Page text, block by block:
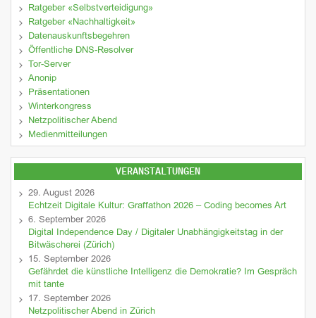
Ratgeber «Selbstverteidigung»
Ratgeber «Nachhaltigkeit»
Datenauskunftsbegehren
Öffentliche DNS-Resolver
Tor-Server
Anonip
Präsentationen
Winterkongress
Netzpolitischer Abend
Medienmitteilungen
VERANSTALTUNGEN
29. August 2026
Echtzeit Digitale Kultur: Graffathon 2026 – Coding becomes Art
6. September 2026
Digital Independence Day / Digitaler Unabhängigkeitstag in der
Bitwäscherei (Zürich)
15. September 2026
Gefährdet die künstliche Intelligenz die Demokratie? Im Gespräch
mit tante
17. September 2026
Netzpolitischer Abend in Zürich